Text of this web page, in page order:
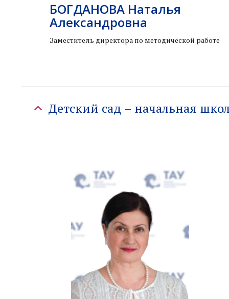
БОГДАНОВА Наталья
Александровна
Заместитель директора по методической работе
Детский сад – начальная